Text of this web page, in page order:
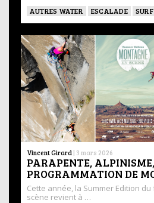
AUTRES WATER ESCALADE SURF
Vincent Girard | 3 mars 2026
PARAPENTE,
PROGRAMMATION DE
Cette année, la Summer Edition
scène revient à …